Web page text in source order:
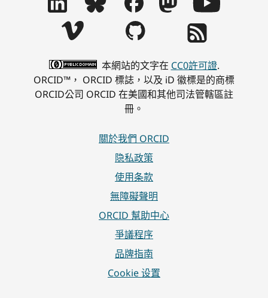
本網站的文字在 CC0許可證.
ORCID™， ORCID 標誌，以及 iD 徽標是的商標
ORCID公司 ORCID 在美國和其他司法管轄區註
冊。
關於我們 ORCID
隐私政策
使用条款
無障礙聲明
ORCID 幫助中心
爭議程序
品牌指南
Cookie 设置